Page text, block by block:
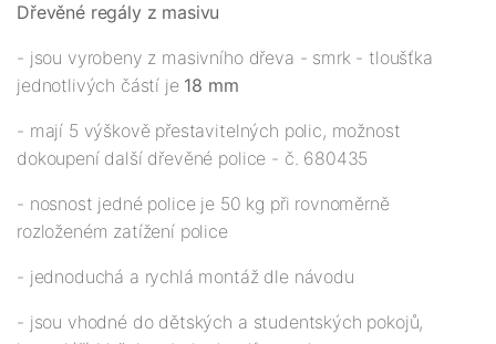
Dřevěné regály z masivu
- jsou vyrobeny z masivního dřeva - smrk - tloušťka
jednotlivých částí je 18 mm
- mají 5 výškově přestavitelných polic, možnost
dokoupení další dřevěné police - č. 680435
- nosnost jedné police je 50 kg při rovnoměrně
rozloženém zatížení police
- jednoduchá a rychlá montáž dle návodu
- jsou vhodné do dětských a studentských pokojů,